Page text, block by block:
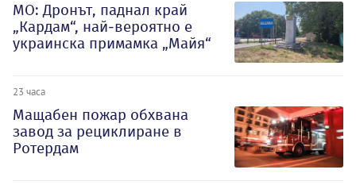
МО: Дронът, паднал край
„Кардам“, най-вероятно е
украинска примамка „Майя“
23 часа
Мащабен пожар обхвана
завод за рециклиране в
Ротердам